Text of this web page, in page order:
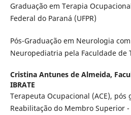
Graduação em Terapia
Federal do Paraná (UFPR)
Pós-Graduação em Neurologia
Neuropediatria pela Faculdade de
Cristina Antunes de Almeida,
IBRATE
Terapeuta Ocupacional (ACE), pós
Reabilitação do Membro Superior